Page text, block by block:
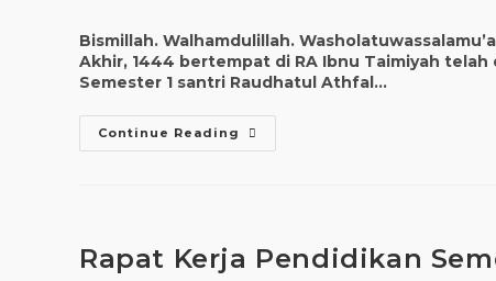
Bismillah. Walhamdulillah.
Akhir, 1444 bertempat di RA Ibnu Taimiyah
Semester 1 santri Raudhatul Athfal…
Continue Reading
Rapat Kerja Pendidikan